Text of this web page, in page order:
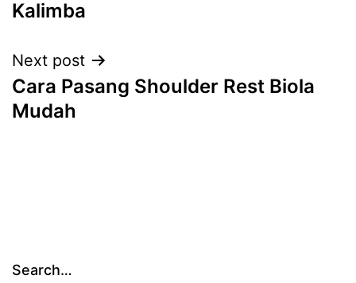
Kalimba
Next post
Cara Pasang Shoulder Rest Biola
Mudah
Search…